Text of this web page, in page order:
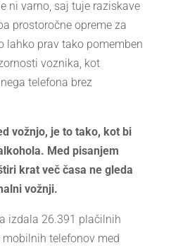
ni varno, saj tuje raziskave
prostoročne opreme za
lahko prav tako pomemben
voznika, kot
telefona brez
vožnjo, je to tako, kot bi
Med pisanjem
krat več časa ne gleda
vožnji.
izdala 26.391 plačilnih
telefonov med